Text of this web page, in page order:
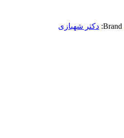
Brand: دکتر شهبازی